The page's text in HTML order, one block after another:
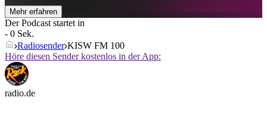
Mehr erfahren
Der Podcast startet in
- 0 Sek.
Radiosender KISW FM 100
Höre diesen Sender kostenlos in der App:
radio.de